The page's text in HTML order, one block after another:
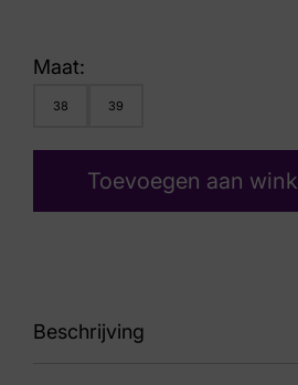
Maat:
38 39
Toevoegen aan
Beschrijving